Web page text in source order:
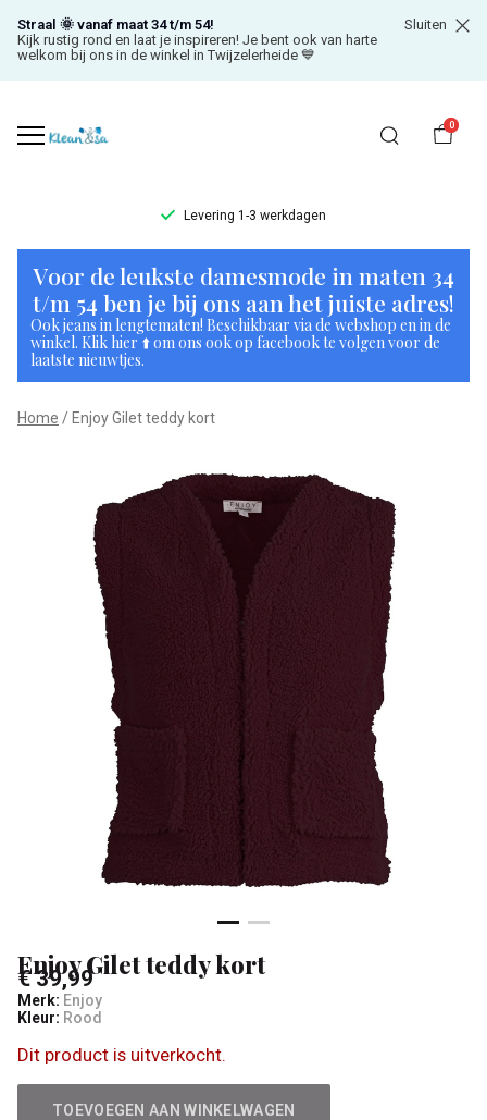
Straal 🌞 vanaf maat 34 t/m 54!
Kijk rustig rond en laat je inspireren! Je bent ook van harte
welkom bij ons in de winkel in Twijzelerheide 💙
Sluiten
0
Levering 1-3 werkdagen
Enjoy
Gilet
teddy
kort
-
Klean
Voor de leukste damesmode in maten 34
t/m 54 ben je bij ons aan het juiste adres!
Ook jeans in lengtematen! Beschikbaar via de webshop en in de
winkel. Klik hier ⬆️ om ons ook op facebook te volgen voor de
laatste nieuwtjes.
Home Enjoy Gilet teddy kort
Enjoy Gilet teddy kort
€ 39,99
Merk: Enjoy
Kleur: Rood
Dit product is uitverkocht.
TOEVOEGEN AAN WINKELWAGEN